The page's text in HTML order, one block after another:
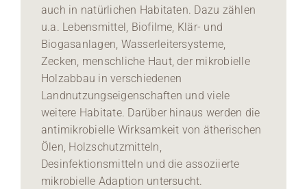
auch in natürlichen Habitaten. Dazu zählen
u.a. Lebensmittel, Biofilme, Klär- und
Biogasanlagen, Wasserleitersysteme,
Zecken, menschliche Haut, der mikrobielle
Holzabbau in verschiedenen
Landnutzungseigenschaften und viele
weitere Habitate. Darüber hinaus werden die
antimikrobielle Wirksamkeit von ätherischen
Ölen, Holzschutzmitteln,
Desinfektionsmitteln und die assoziierte
mikrobielle Adaption untersucht.